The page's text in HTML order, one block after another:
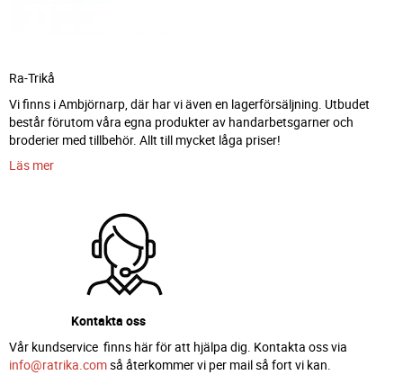
Ra-Trikå
Vi finns i Ambjörnarp, där har vi även en lagerförsäljning. Utbudet
består förutom våra egna produkter av handarbetsgarner och
broderier med tillbehör. Allt till mycket låga priser!
Läs mer
Kontakta oss
Vår kundservice finns här för att hjälpa dig. Kontakta oss via
info@ratrika.comså återkommer vi per mail så fort vi kan.